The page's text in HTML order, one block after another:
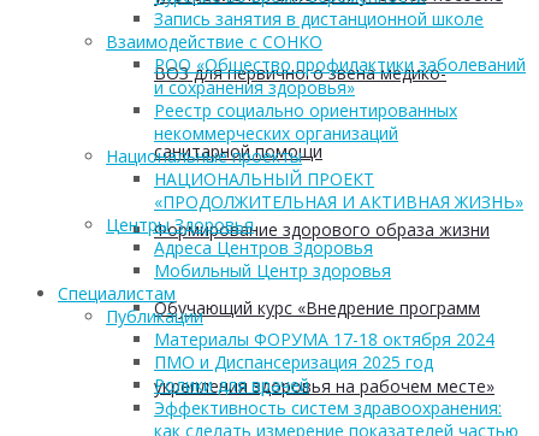
ВОЗ для первичного звена медико-
санитарной помощи
Формирование здорового образа жизни
Обучающий курс «Внедрение программ
укрепления здоровья на рабочем месте»
Запись занятия в дистанционной школе
Взаимодействие с СОНКО
РОО «Общество профилактики заболеваний
и сохранения здоровья»
Реестр социально ориентированных
некоммерческих организаций
Национальные проекты
НАЦИОНАЛЬНЫЙ ПРОЕКТ
«ПРОДОЛЖИТЕЛЬНАЯ И АКТИВНАЯ ЖИЗНЬ»
Центры Здоровья
Адреса Центров Здоровья
Мобильный Центр здоровья
Cпециалистам
Публикации
Материалы ФОРУМА 17-18 октября 2024
ПМО и Диспансеризация 2025 год
Ролики для врачей
Эффективность систем здравоохранения:
как сделать измерение показателей частью